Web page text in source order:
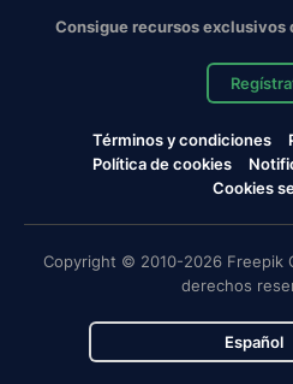
Consigue recursos
Términos y condiciones
Política de cookies
Cookies
Copyright © 2010-2026 Freepik
derechos
Español